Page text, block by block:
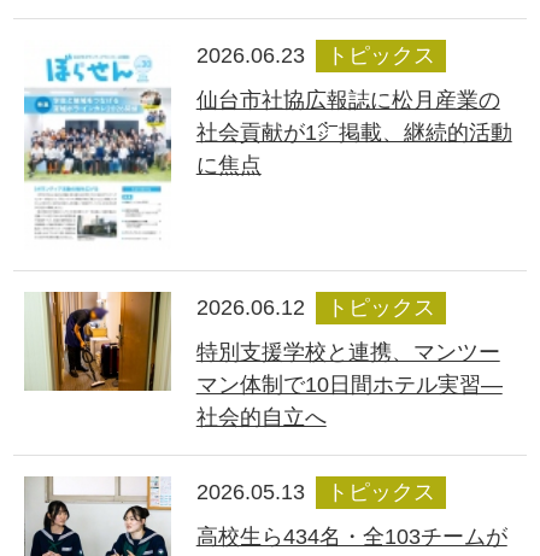
2026.06.23
トピックス
仙台市社協広報誌に松月産業の
社会貢献が1㌻掲載、継続的活動
に焦点
2026.06.12
トピックス
特別支援学校と連携、マンツー
マン体制で10日間ホテル実習―
社会的自立へ
2026.05.13
トピックス
高校生ら434名・全103チームが